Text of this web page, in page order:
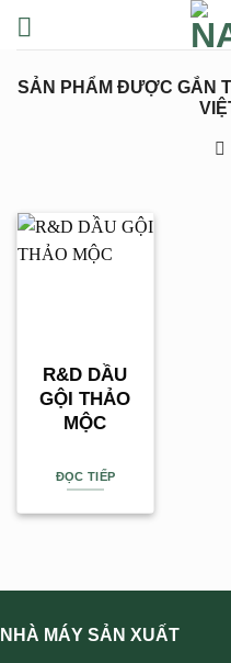
đến
dungSẢN PHẨM ĐƯỢC GẮN
R&D DẦU
GỘI THẢO
MỘC
ĐỌC TIẾP
NHÀ MÁY SẢN XUẤT